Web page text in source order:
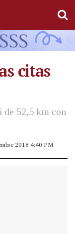
citas
52,5 km con
2018 4:40 PM